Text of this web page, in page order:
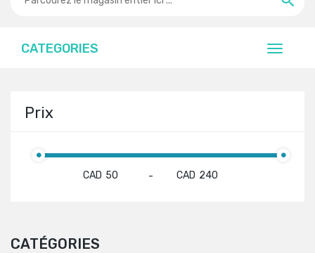
CATEGORIES
Prix
CAD - CAD
CATÉGORIES